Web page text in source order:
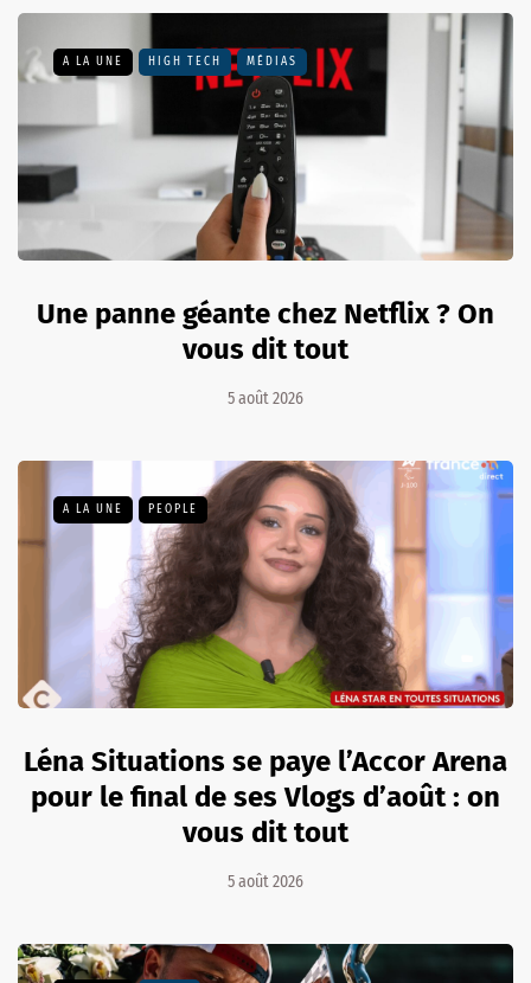
A LA UNE HIGH TECH MÉDIAS
Une panne géante chez Netflix ? On
vous dit tout
5 août 2026
A LA UNE PEOPLE
Léna Situations se paye l’Accor Arena
pour le final de ses Vlogs d’août : on
vous dit tout
5 août 2026